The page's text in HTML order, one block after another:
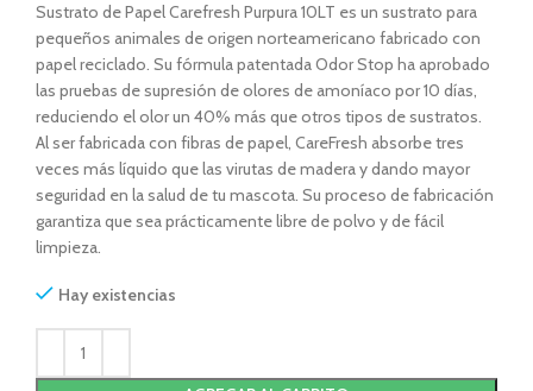
Sustrato de Papel Carefresh Purpura 10LT es un sustrato para
pequeños animales de origen norteamericano fabricado con
papel reciclado. Su fórmula patentada Odor Stop ha aprobado
las pruebas de supresión de olores de amoníaco por 10 días,
reduciendo el olor un 40% más que otros tipos de sustratos.
Al ser fabricada con fibras de papel, CareFresh absorbe tres
veces más líquido que las virutas de madera y dando mayor
seguridad en la salud de tu mascota. Su proceso de fabricación
garantiza que sea prácticamente libre de polvo y de fácil
limpieza.
Hay existencias